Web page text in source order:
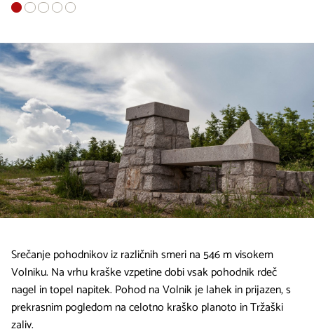
Srečanje pohodnikov iz različnih smeri na 546 m visokem
Volniku. Na vrhu kraške vzpetine dobi vsak pohodnik rdeč
nagel in topel napitek. Pohod na Volnik je lahek in prijazen, s
prekrasnim pogledom na celotno kraško planoto in Tržaški
zaliv.